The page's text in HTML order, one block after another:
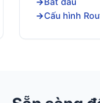
Cấu hình